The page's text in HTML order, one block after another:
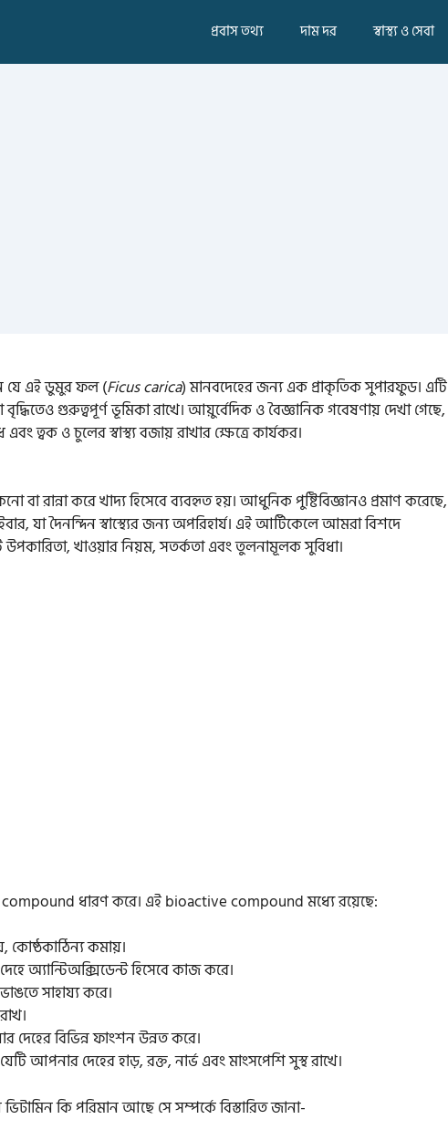
প্রবাস তথ্য দাম দর স্বাস্থ্য ও সেবা
যে এই ডুমুর ফল (Ficus carica) মানবদেহের জন্য এক প্রাকৃতিক সুপারফুড। এটি
গুরুত্বপূর্ণ ভূমিকা রাখে। আয়ুর্বেদিক ও বৈজ্ঞানিক গবেষণায় দেখা গেছে,
ত্বক ও চুলের স্বাস্থ্য বজায় রাখার ক্ষেত্রে কার্যকর।
রান্না করে খাদ্য হিসেবে ব্যবহৃত হয়। আধুনিক পুষ্টিবিজ্ঞানও প্রমাণ করেছে,
যা দৈনন্দিন স্বাস্থ্যের জন্য অপরিহার্য। এই আর্টিকেলে আমরা বিশদে
খাওয়ার নিয়ম, সতর্কতা এবং তুলনামূলক সুবিধা।
ধারণ করে। এই bioactive compound মধ্যে রয়েছে:
কোষ্ঠকাঠিন্য কমায়।
অ্যান্টিঅক্সিডেন্ট হিসেবে কাজ করে।
সাহায্য করে।
দেহের বিভিন্ন ফাংশন উন্নত করে।
যেটি আপনার দেহের হাড়, রক্ত, নার্ভ এবং মাংসপেশি সুস্থ রাখে।
কি পরিমান আছে সে সম্পর্কে বিস্তারিত জানা-